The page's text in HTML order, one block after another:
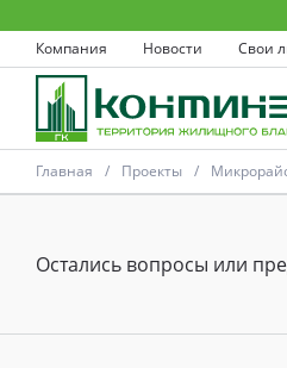
Компания Новости Свои
Главная Проекты
Остались вопросы или